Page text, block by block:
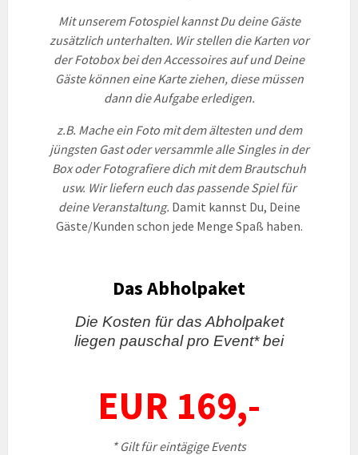
Mit unserem Fotospiel kannst Du deine Gäste
zusätzlich unterhalten. Wir stellen die Karten vor
der Fotobox bei den Accessoires auf und Deine
Gäste können eine Karte ziehen, diese müssen
dann die Aufgabe erledigen.
z.B. Mache ein Foto mit dem ältesten und dem
jüngsten Gastoder versammle alle Singles in der
Box oder Fotografiere dich mit dem Brautschuh
usw. Wir liefern euch das passende Spiel für
deine Veranstaltung. Damit kannst Du, Deine
Gäste/Kunden schon jede Menge Spaß haben.
Das Abholpaket
Die Kosten für das Abholpaket
liegen pauschal pro Event* bei
EUR 169,-
* Gilt für eintägige Events